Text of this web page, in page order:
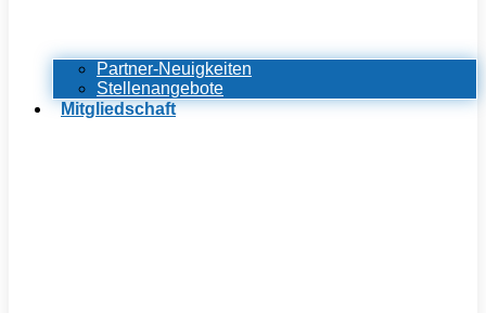
Partner-Neuigkeiten
Stellenangebote
Mitgliedschaft